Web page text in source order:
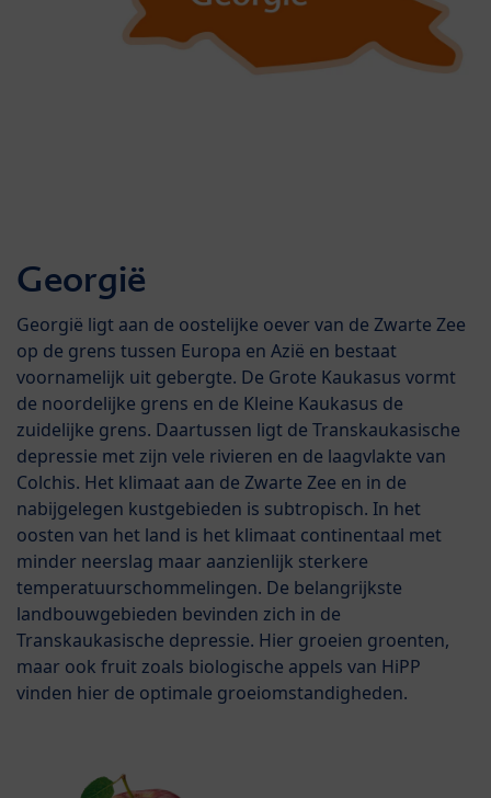
Georgië
Georgië ligt aan de oostelijke oever van de Zwarte Zee
op de grens tussen Europa en Azië en bestaat
voornamelijk uit gebergte. De Grote Kaukasus vormt
de noordelijke grens en de Kleine Kaukasus de
zuidelijke grens. Daartussen ligt de Transkaukasische
depressie met zijn vele rivieren en de laagvlakte van
Colchis. Het klimaat aan de Zwarte Zee en in de
nabijgelegen kustgebieden is subtropisch. In het
oosten van het land is het klimaat continentaal met
minder neerslag maar aanzienlijk sterkere
temperatuurschommelingen. De belangrijkste
landbouwgebieden bevinden zich in de
Transkaukasische depressie. Hier groeien groenten,
maar ook fruit zoals biologische appels van HiPP
vinden hier de optimale groeiomstandigheden.